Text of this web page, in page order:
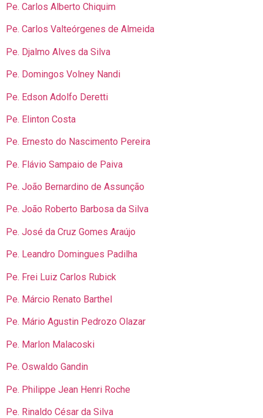
Pe. Carlos Alberto Chiquim
Pe. Carlos Valteórgenes de Almeida
Pe. Djalmo Alves da Silva
Pe. Domingos Volney Nandi
Pe. Edson Adolfo Deretti
Pe. Elinton Costa
Pe. Ernesto do Nascimento Pereira
Pe. Flávio Sampaio de Paiva
Pe. João Bernardino de Assunção
Pe. João Roberto Barbosa da Silva
Pe. José da Cruz Gomes Araújo
Pe. Leandro Domingues Padilha
Pe. Frei Luiz Carlos Rubick
Pe. Márcio Renato Barthel
Pe. Mário Agustin Pedrozo Olazar
Pe. Marlon Malacoski
Pe. Oswaldo Gandin
Pe. Philippe Jean Henri Roche
Pe. Rinaldo César da Silva